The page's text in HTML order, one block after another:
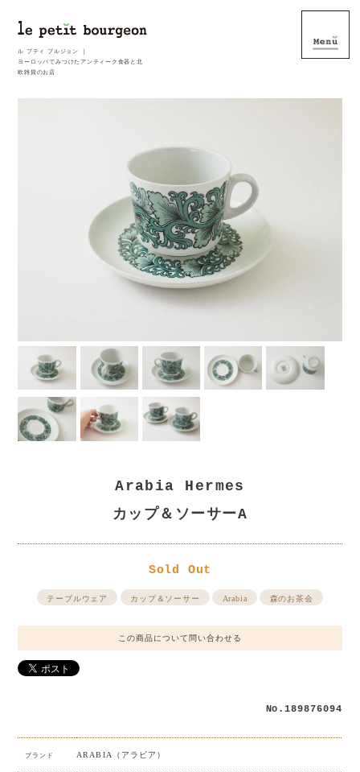
ル プティ ブルジョン ｜
ヨーロッパでみつけたアンティーク食器と北
欧雑貨のお店
Arabia Hermes
カップ＆ソーサーA
Sold Out
テーブルウェア カップ＆ソーサー Arabia 森のお茶会
この商品について問い合わせる
No.189876094
ブランド ARABIA（アラビア）